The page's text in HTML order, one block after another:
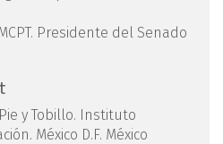
Presidente del Senado
y Tobillo. Instituto
México D.F. México